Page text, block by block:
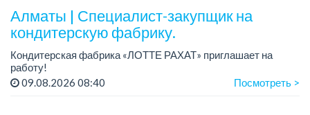
Алматы | Специалист-закупщик на
кондитерскую фабрику.
Кондитерская фабрика «ЛОТТЕ РАХАТ» приглашает на
работу!
Зарплата: до 275 000 тенге.
09.08.2026 08:40 Посмотреть >